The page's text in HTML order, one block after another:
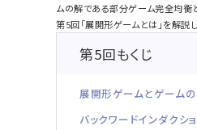
ムの解である部分ゲーム完全均衡
第5回「展開形ゲームとは」を解説
第5回もくじ
展開形ゲームとゲーム
バックワードインダクシ